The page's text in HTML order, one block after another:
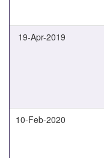
19-Apr-2019
10-Feb-2020